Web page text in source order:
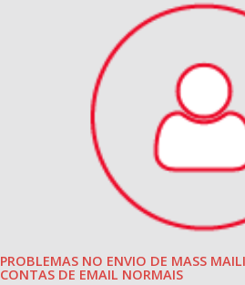
PROBLEMAS NO ENVIO DE MASS
CONTAS DE EMAIL NORMAIS